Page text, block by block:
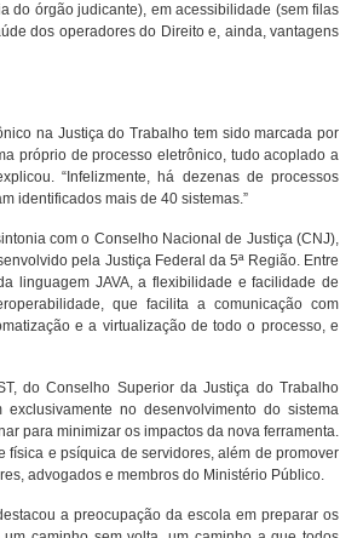
do órgão judicante), em acessibilidade (sem filas
dos operadores do Direito e, ainda, vantagens
na Justiça do Trabalho tem sido marcada por
próprio de processo eletrônico, tudo acoplado a
“Infelizmente, há dezenas de processos
identificados mais de 40 sistemas.”
com o Conselho Nacional de Justiça (CNJ),
pela Justiça Federal da 5ª Região. Entre
linguagem JAVA, a flexibilidade e facilidade de
que facilita a comunicação com
e a virtualização de todo o processo, e
do Conselho Superior da Justiça do Trabalho
no desenvolvimento do sistema
para minimizar os impactos da nova ferramenta.
e psíquica de servidores, além de promover
advogados e membros do Ministério Público.
a preocupação da escola em preparar os